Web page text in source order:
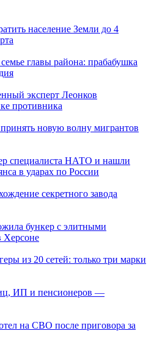
население Земли до 4
главы района: прабабушка
эксперт Леонков
противника
новую волну мигрантов
специалиста НАТО и нашли
в ударах по России
секретного завода
бункер с элитными
Херсоне
из 20 сетей: только три марки
ИП и пенсионеров —
на СВО после приговора за